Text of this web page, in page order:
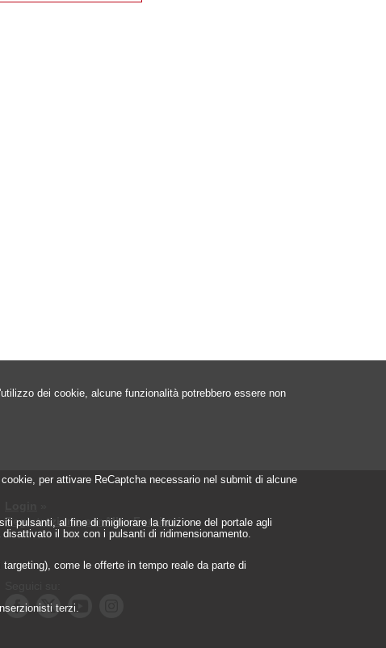
Registrazione per Albo Fornitori»
dei cookie, alcune funzionalità potrebbero essere non
per attivare ReCaptcha necessario nel submit di alcune
pulsanti, al fine di migliorare la fruizione del portale agli
il box con i pulsanti di ridimensionamento.
come le offerte in tempo reale da parte di
terzi.